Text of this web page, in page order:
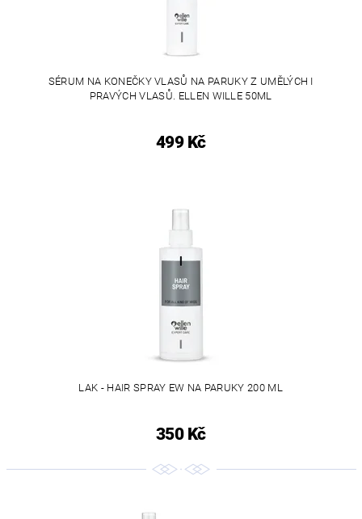
SÉRUM NA KONEČKY VLASŮ NA PARUKY Z UMĚLÝCH I
PRAVÝCH VLASŮ. ELLEN WILLE 50ML
499 Kč
LAK - HAIR SPRAY EW NA PARUKY 200 ML
350 Kč